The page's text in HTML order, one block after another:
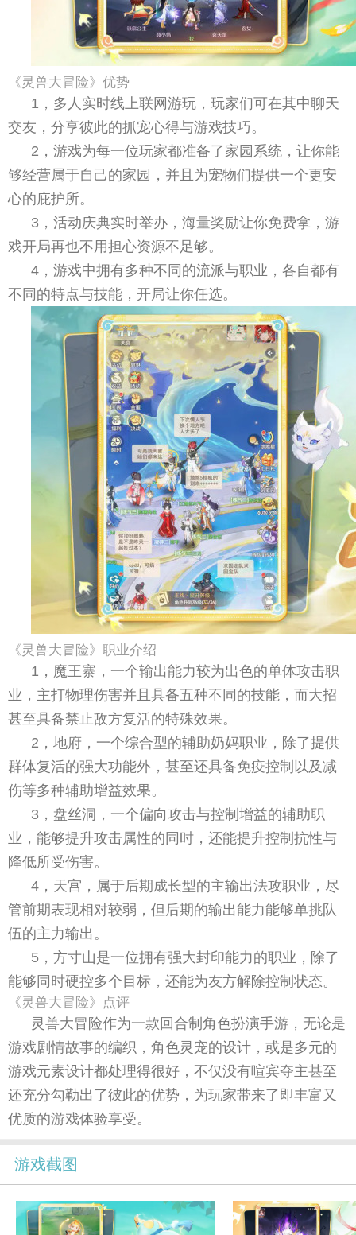
《灵兽大冒险》优势
1，多人实时线上联网游玩，玩家们可在其中聊天
交友，分享彼此的抓宠心得与游戏技巧。
2，游戏为每一位玩家都准备了家园系统，让你能
够经营属于自己的家园，并且为宠物们提供一个更安
心的庇护所。
3，活动庆典实时举办，海量奖励让你免费拿，游
戏开局再也不用担心资源不足够。
4，游戏中拥有多种不同的流派与职业，各自都有
不同的特点与技能，开局让你任选。
《灵兽大冒险》职业介绍
1，魔王寨，一个输出能力较为出色的单体攻击职
业，主打物理伤害并且具备五种不同的技能，而大招
甚至具备禁止敌方复活的特殊效果。
2，地府，一个综合型的辅助奶妈职业，除了提供
群体复活的强大功能外，甚至还具备免疫控制以及减
伤等多种辅助增益效果。
3，盘丝洞，一个偏向攻击与控制增益的辅助职
业，能够提升攻击属性的同时，还能提升控制抗性与
降低所受伤害。
4，天宫，属于后期成长型的主输出法攻职业，尽
管前期表现相对较弱，但后期的输出能力能够单挑队
伍的主力输出。
5，方寸山是一位拥有强大封印能力的职业，除了
能够同时硬控多个目标，还能为友方解除控制状态。
《灵兽大冒险》点评
灵兽大冒险作为一款回合制角色扮演手游，无论是
游戏剧情故事的编织，角色灵宠的设计，或是多元的
游戏元素设计都处理得很好，不仅没有喧宾夺主甚至
还充分勾勒出了彼此的优势，为玩家带来了即丰富又
优质的游戏体验享受。
游戏截图